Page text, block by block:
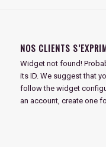
NOS CLIENTS
Widget not found!
its ID. We suggest that
follow the widget
an account, create one